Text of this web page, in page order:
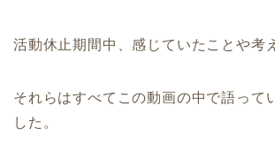
活動休止期間中、感じていたことや考
それらはすべてこの動画の中で語って
した。